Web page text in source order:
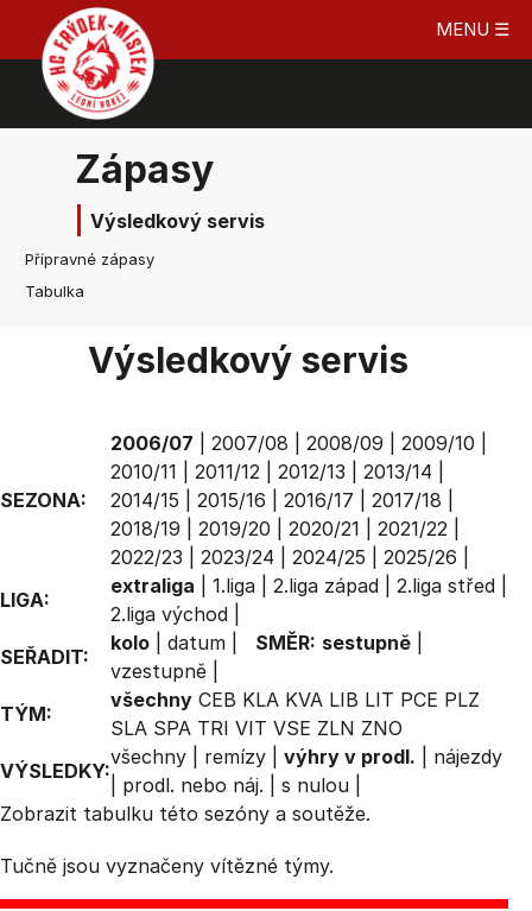
MENU ☰
Zápasy
Výsledkový servis
Přípravné zápasy
Tabulka
Výsledkový servis
SEZONA:
2006/07 2007/08 2008/09 2009/10
2010/11
2011/12 2012/13 2013/14
2014/15
2015/16 2016/17 2017/18
2018/19
2019/20 2020/21 2021/22
2022/23
2023/24 2024/25 2025/26
LIGA:
extraliga 1.liga 2.liga západ 2.liga střed
2.liga východ
SEŘADIT:
kolo datum SMĚR: sestupně
vzestupně
TÝM:
všechny CEB KLA KVA LIB LIT PCE PLZ
SLA SPA TRI VIT VSE ZLN ZNO
VÝSLEDKY:
všechny remízy výhry v prodl.
nájezdy
prodl. nebo náj. s nulou
Zobrazit tabulku této sezóny a soutěže.
Tučně jsou vyznačeny vítězné týmy.